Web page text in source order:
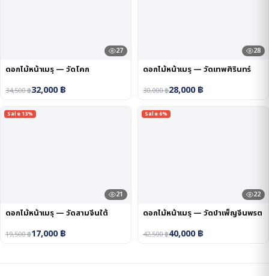
27
ดอกไม้หน้าเมรุ — วัดโคก
34,500฿32,000฿
28
ดอกไม้หน้าเมรุ — วัดเทพศิรินทร์
30,000฿28,000฿
Sale 13%
21
ดอกไม้หน้าเมรุ — วัดสามจีนใต้
19,500฿17,000฿
Sale 6%
22
ดอกไม้หน้าเมรุ — วัดบำเพ็ญจีนพรต
42,500฿40,000฿